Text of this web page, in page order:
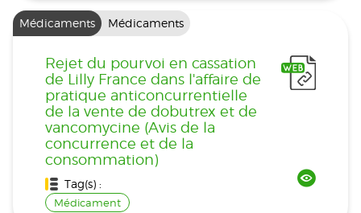
Médicaments Médicaments
Rejet du pourvoi en cassation
de Lilly France dans l'affaire de
pratique anticoncurrentielle
de la vente de dobutrex et de
vancomycine (Avis de la
concurrence et de la
consommation)
Tag(s) :
Médicament